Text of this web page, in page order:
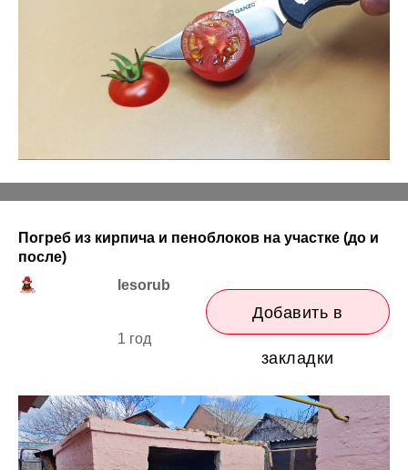
Погреб из кирпича и пеноблоков на участке (до и
после)
lesorub
1 год
Добавить в
закладки